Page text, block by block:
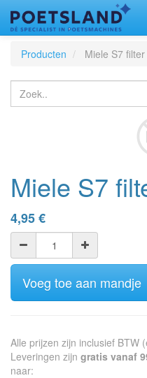
Producten
Miele S7
Miele S7
4,95€
Voeg toe aan mandje
Alle prijzen zijn inclusief BTW
Leveringen zijn gratis vanaf
naar: